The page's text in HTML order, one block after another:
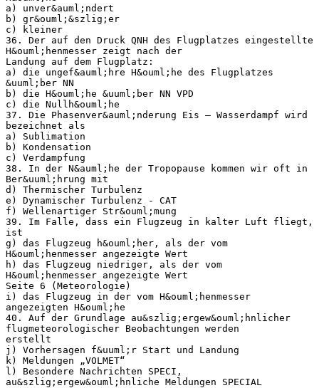
a) unver&auml;ndert
b) gr&ouml;&szlig;er
c) kleiner
36. Der auf den Druck QNH des Flugplatzes eingestellte
H&ouml;henmesser zeigt nach der
Landung auf dem Flugplatz:
a) die ungef&auml;hre H&ouml;he des Flugplatzes
&uuml;ber NN
b) die H&ouml;he &uuml;ber NN VPD
c) die Nullh&ouml;he
37. Die Phasenver&auml;nderung Eis – Wasserdampf wird
bezeichnet als
a) Sublimation
b) Kondensation
c) Verdampfung
38. In der N&auml;he der Tropopause kommen wir oft in
Ber&uuml;hrung mit
d) Thermischer Turbulenz
e) Dynamischer Turbulenz - CAT
f) Wellenartiger Str&ouml;mung
39. Im Falle, dass ein Flugzeug in kalter Luft fliegt,
ist
g) das Flugzeug h&ouml;her, als der vom
H&ouml;henmesser angezeigte Wert
h) das Flugzeug niedriger, als der vom
H&ouml;henmesser angezeigte Wert
Seite 6 (Meteorologie)
i) das Flugzeug in der vom H&ouml;henmesser
angezeigten H&ouml;he
40. Auf der Grundlage au&szlig;ergew&ouml;hnlicher
flugmeteorologischer Beobachtungen werden
erstellt
j) Vorhersagen f&uuml;r Start und Landung
k) Meldungen „VOLMET“
l) Besondere Nachrichten SPECI,
au&szlig;ergew&ouml;hnliche Meldungen SPECIAL